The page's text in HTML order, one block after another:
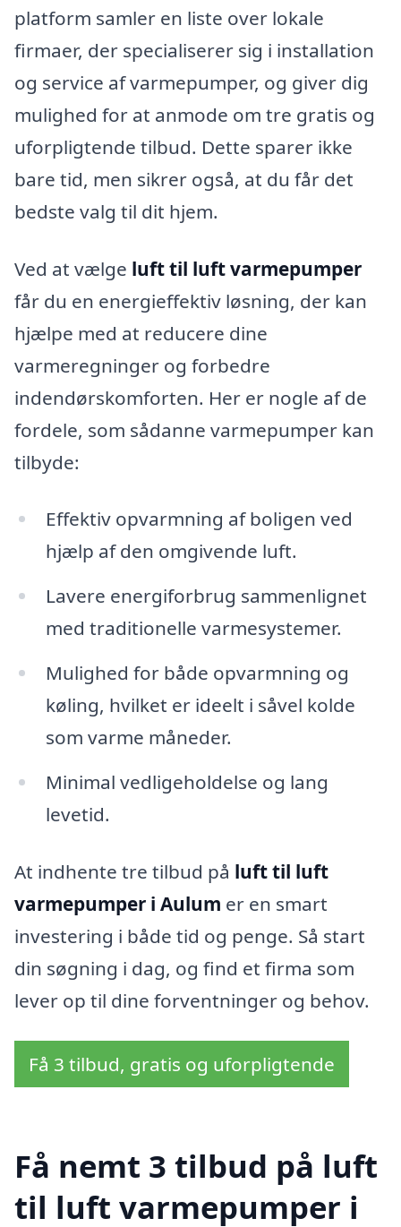
platform samler en liste over lokale
firmaer, der specialiserer sig i installation
og service af varmepumper, og giver dig
mulighed for at anmode om tre gratis og
uforpligtende tilbud. Dette sparer ikke
bare tid, men sikrer også, at du får det
bedste valg til dit hjem.
Ved at vælge luft til luft varmepumper
får du en energieffektiv løsning, der kan
hjælpe med at reducere dine
varmeregninger og forbedre
indendørskomforten. Her er nogle af de
fordele, som sådanne varmepumper kan
tilbyde:
Effektiv opvarmning af boligen ved
hjælp af den omgivende luft.
Lavere energiforbrug sammenlignet
med traditionelle varmesystemer.
Mulighed for både opvarmning og
køling, hvilket er ideelt i såvel kolde
som varme måneder.
Minimal vedligeholdelse og lang
levetid.
At indhente tre tilbud på luft til luft
varmepumper i Aulum er en smart
investering i både tid og penge. Så start
din søgning i dag, og find et firma som
lever op til dine forventninger og behov.
Få 3 tilbud, gratis og uforpligtende
Få nemt 3 tilbud på luft
til luft varmepumper i